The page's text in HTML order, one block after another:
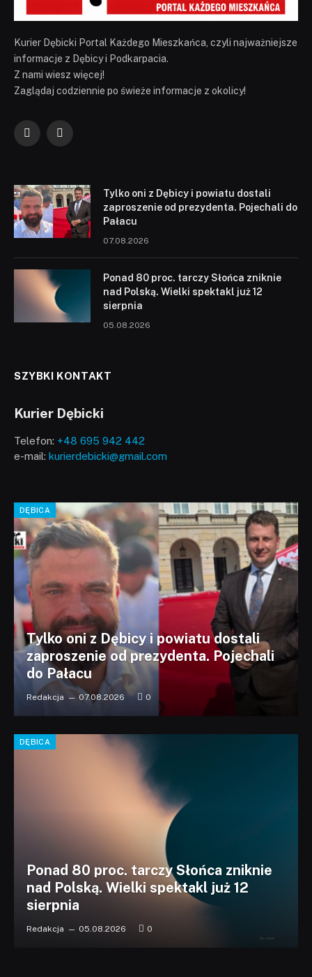
Kurier Dębicki Portal Każdego Mieszkańca, czyli najważniejsze
informacje z Dębicy i Podkarpacia.
Z nami wiesz więcej!
Zaglądaj codziennie po świeże informacje z okolicy!
FacebookYouTube
Tylko oni z Dębicy i powiatu dostali
zaproszenie od prezydenta. Pojechali do
Pałacu
07.08.2026
Ponad 80 proc. tarczy Słońca zniknie
nad Polską. Wielki spektakl już 12
sierpnia
05.08.2026
SZYBKI KONTAKT
Kurier Dębicki
Telefon: +48 695 942 442
e-mail: kurierdebicki@gmail.com
DĘBICA
Tylko oni z Dębicy i powiatu dostali
zaproszenie od prezydenta. Pojechali
do Pałacu
Redakcja 07.08.2026 0
DĘBICA
Ponad 80 proc. tarczy Słońca zniknie
nad Polską. Wielki spektakl już 12
sierpnia
Redakcja 05.08.2026 0